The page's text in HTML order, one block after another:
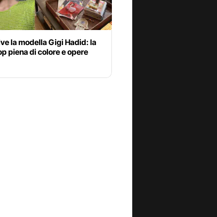
la modella Gigi Hadid: la
piena di colore e opere